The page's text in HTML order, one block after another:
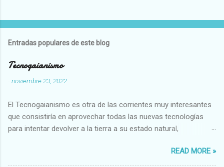
Entradas populares de este blog
Tecnogaianismo
-noviembre 23, 2022
El Tecnogaianismo es otra de las corrientes muy interesantes
que consistiría en aprovechar todas las nuevas tecnologías
para intentar devolver a la tierra a su estado natural,
READ MORE »